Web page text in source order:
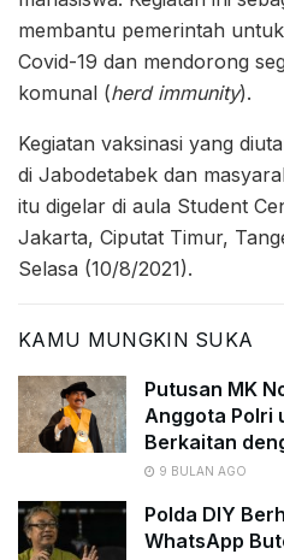
membantu pemerintah
Covid-19 dan mendorong
komunal (herd immunity).
Kegiatan vaksinasi yang
di Jabodetabek dan
itu digelar di aula Student
Jakarta, Ciputat Timur,
Selasa (10/8/2021).
KAMU MUNGKIN SUKA
Putusan MK
Anggota Polri
Berkaitan
9 BULAN AGO
Polda DIY
WhatsApp